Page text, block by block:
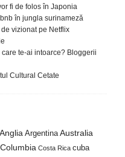
fi de folos în Japonia
în jungla surinameză
vizionat pe Netflix
te-ai intoarce? Bloggerii
Cultural Cetate
Anglia Argentina Australia
Columbia Costa Rica cuba